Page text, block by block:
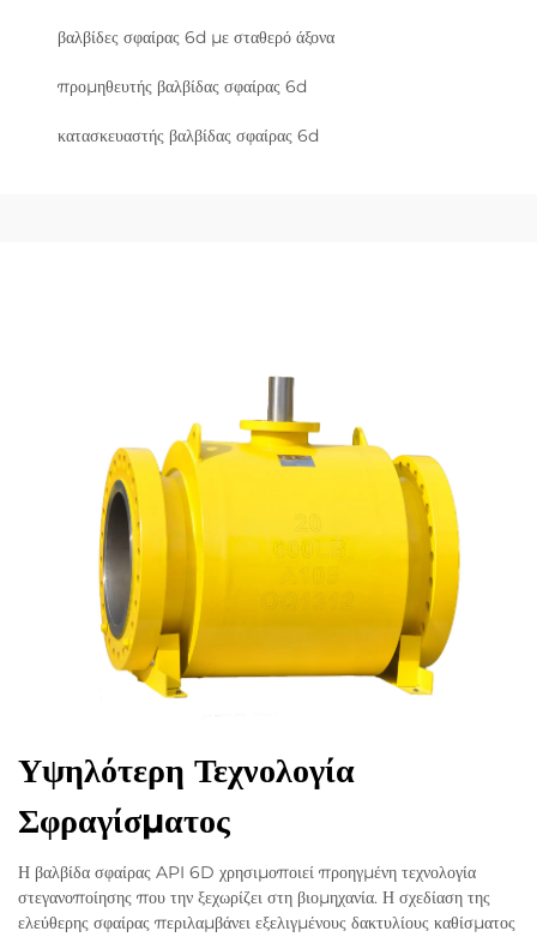
βαλβίδες σφαίρας 6d με σταθερό άξονα
προμηθευτής βαλβίδας σφαίρας 6d
κατασκευαστής βαλβίδας σφαίρας 6d
Υψηλότερη Τεχνολογία
Σφραγίσματος
Η βαλβίδα σφαίρας API 6D χρησιμοποιεί προηγμένη τεχνολογία
στεγανοποίησης που την ξεχωρίζει στη βιομηχανία. Η σχεδίαση της
ελεύθερης σφαίρας περιλαμβάνει εξελιγμένους δακτυλίους καθίσματος